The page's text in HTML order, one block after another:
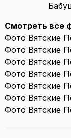
Смотреть все
Фото Вятские
Фото Вятские
Фото Вятские
Фото Вятские
Фото Вятские
Фото Вятские
Фото Вятские